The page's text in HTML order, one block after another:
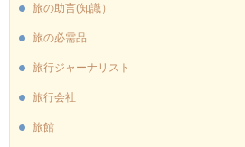
旅の助言(知識）
旅の必需品
旅行ジャーナリスト
旅行会社
旅館